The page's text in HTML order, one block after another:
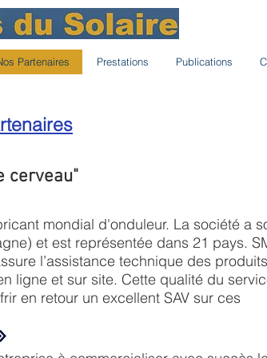
Partenaires Prestations Publications
mondial d'onduleur. La société a
et est représentée dans 21 pays.
l’assistance technique des
ligne et sur site. Cette qualité du
en retour un excellent SAV sur ces